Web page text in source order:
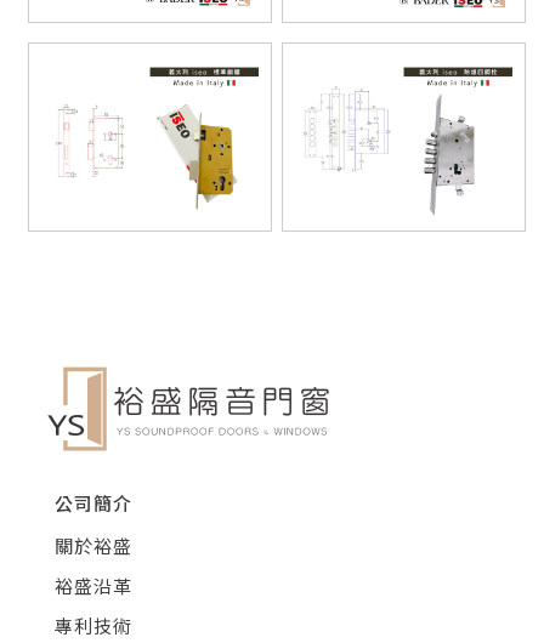
公司簡介
關於裕盛
裕盛沿革
專利技術